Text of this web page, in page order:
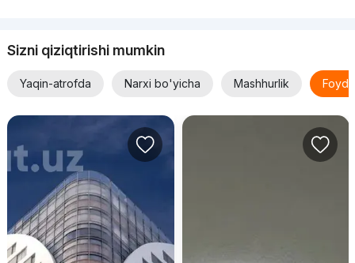
Sizni qiziqtirishi mumkin
Yaqin-atrofda Narxi bo'yicha Mashhurlik